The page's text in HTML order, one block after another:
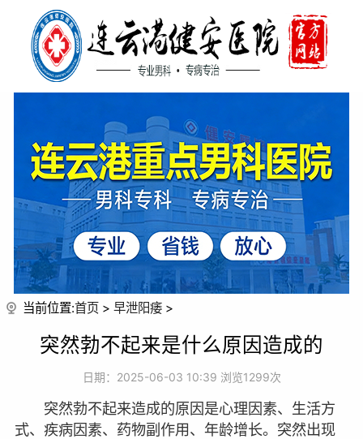
当前位置:首页 > 早泄阳痿 >
突然勃不起来是什么原因造成的
日期：2025-06-03 10:39 浏览1299次
突然勃不起来造成的原因是心理因素、生活方
式、疾病因素、药物副作用、年龄增长。突然出现